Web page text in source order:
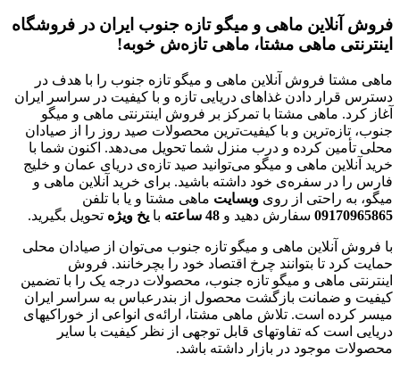
فروش آنلاین ماهی و میگو تازه جنوب ایران در فروشگاه
اینترنتی ماهی مشتا، ماهی تازه‌ش خوبه!
ماهی مشتا فروش آنلاین ماهی و میگو تازه جنوب را با هدف در
دسترس قرار دادن غذاهای دریایی تازه و با کیفیت در سراسر ایران
آغاز کرد. ماهی مشتا با تمرکز بر فروش اینترنتی ماهی و میگو
جنوب، تازه‌ترین و با کیفیت‌ترین محصولات صید روز را از صیادان
محلی تأمین کرده و درب منزل شما تحویل می‌دهد. اکنون شما با
خرید آنلاین ماهی و میگو می‌توانید صید تازه‌ی دریای عمان و خلیج
فارس را در سفره‌ی خود داشته باشید. برای خرید آنلاین ماهی و
میگو، به راحتی از روی وبسایت ماهی مشتا و یا با تلفن
09170965865 سفارش دهید و 48 ساعته با یخ ویژه تحویل بگیرید.
با فروش آنلاین ماهی و میگو تازه جنوب می‌توان از صیادان محلی
حمایت کرد تا بتوانند چرخ اقتصاد خود را بچرخانند. فروش
اینترنتی ماهی و میگو تازه جنوب، محصولات درجه یک را با تضمین
کیفیت و ضمانت بازگشت محصول از بندرعباس به سراسر ایران
میسر کرده است. تلاش ماهی مشتا، ارائه‌ی انواعی از خوراکیهای
دریایی است که تفاوتهای قابل توجهی از نظر کیفیت با سایر
محصولات موجود در بازار داشته باشد.